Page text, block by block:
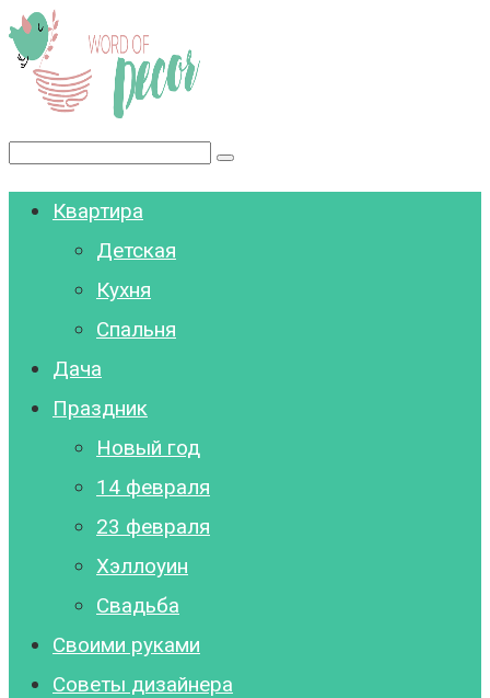
Перейти
к
контенту
Поиск:
Квартира
Детская
Кухня
Спальня
Дача
Праздник
Новый год
14 февраля
23 февраля
Хэллоуин
Свадьба
Своими руками
Советы дизайнера